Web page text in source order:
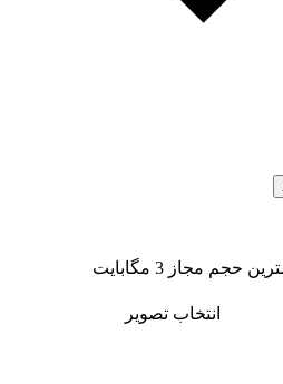
انتخاب تصویر